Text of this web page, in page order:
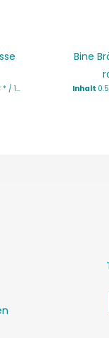
Meter)
Bine
Inhalt